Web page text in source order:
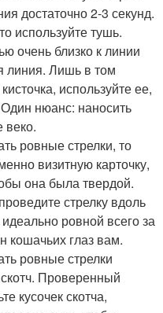
достаточно 2-3 секунд.
используйте тушь.
очень близко к линии
линия. Лишь в том
используйте ее,
нюанс: наносить
веко.
ровные стрелки, то
визитную карточку,
она была твердой.
стрелку вдоль
ровной всего за
кошачьих глаз вам.
ровные стрелки
Проверенный
кусочек скотча,